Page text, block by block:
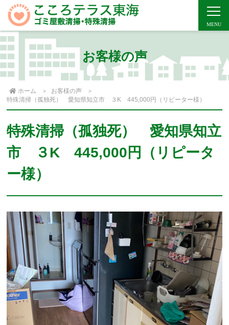
お客様の声
ホーム
お客様の声
特殊清掃（孤独死） 愛知県知立市 ３K 445,000円（リピーター様）
特殊清掃（孤独死） 愛知県知立
市 ３K 445,000円（リピータ
ー様）